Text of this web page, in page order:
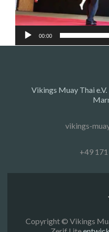
00:00
Vikings Muay Thai
vikings-
+49
Copyright © Vikings